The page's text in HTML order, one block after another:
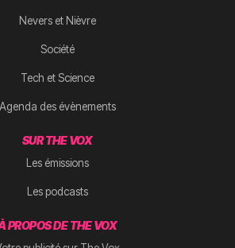
Nevers et Nièvre
Société
Tech et Science
Agenda des évènements
SUR THE VOX
Les émissions
Les podcasts
PROPOS DE THE VOX